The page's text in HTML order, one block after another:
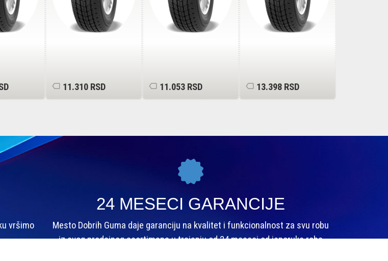
11.310 RSD 11.053 RSD 13.398 RSD
vršimo
24 MESECI GARANCIJE
Mesto Dobrih Guma daje garanciju na kvalitet i funkcionalnost za svu robu
iz svog prodajnog asortimana u trajanju od 24 meseci od isporuke robe